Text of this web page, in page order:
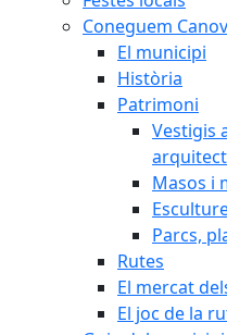
Coneguem
El municipi
Història
Patrimoni
Vestigis
Masos i
Parcs,
Rutes
El mercat
El joc de la